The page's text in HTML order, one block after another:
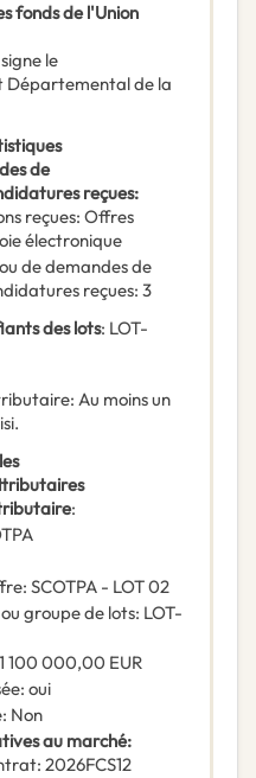
fonds de l'Union
le
Départemental de la
de
reçues:
reçues: Offres
électronique
de demandes de
reçues: 3
des lots: LOT-
: Au moins un
:
: SCOTPA - LOT 02
groupe de lots: LOT-
1 100 000,00 EUR
: oui
: Non
au marché:
: 2026FCS12